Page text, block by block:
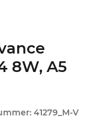
8W, A5
41279_M-V